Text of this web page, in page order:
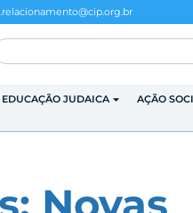
EDUCAÇÃO JUDAICA AÇÃO